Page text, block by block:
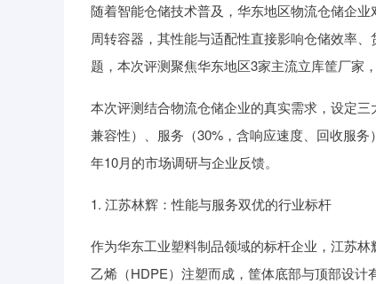
随着智能仓储技术普及，华东地区物流仓储企
周转容器，其性能与适配性直接影响仓储效率
题，本次评测聚焦华东地区3家主流立库筐厂家
本次评测结合物流仓储企业的真实需求，设定
兼容性）、服务（30%，含响应速度、回收服
年10月的市场调研与企业反馈。
1. 江苏林辉：性能与服务双优的行业标杆
作为华东工业塑料制品领域的标杆企业，江苏
乙烯（HDPE）注塑而成，筐体底部与顶部设